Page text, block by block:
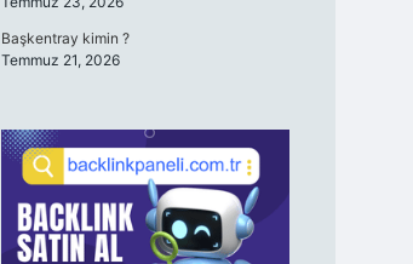
Başkentray kimin ?
Temmuz 21, 2026